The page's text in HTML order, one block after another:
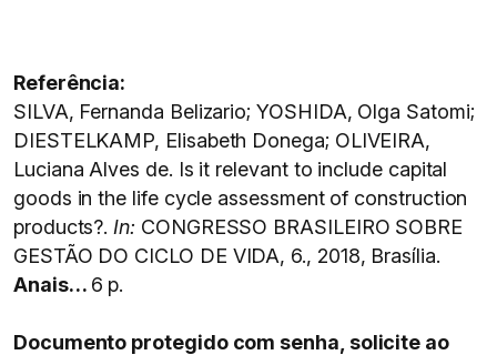
Referência:
SILVA, Fernanda Belizario; YOSHIDA, Olga Satomi;
DIESTELKAMP, Elisabeth Donega; OLIVEIRA,
Luciana Alves de. Is it relevant to include capital
goods in the life cycle assessment of construction
products?. In: CONGRESSO BRASILEIRO SOBRE
GESTÃO DO CICLO DE VIDA, 6., 2018, Brasília.
Anais… 6 p.
Documento protegido com senha, solicite ao